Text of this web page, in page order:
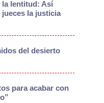
la lentitud: Así
la justicia
del desierto
para acabar con